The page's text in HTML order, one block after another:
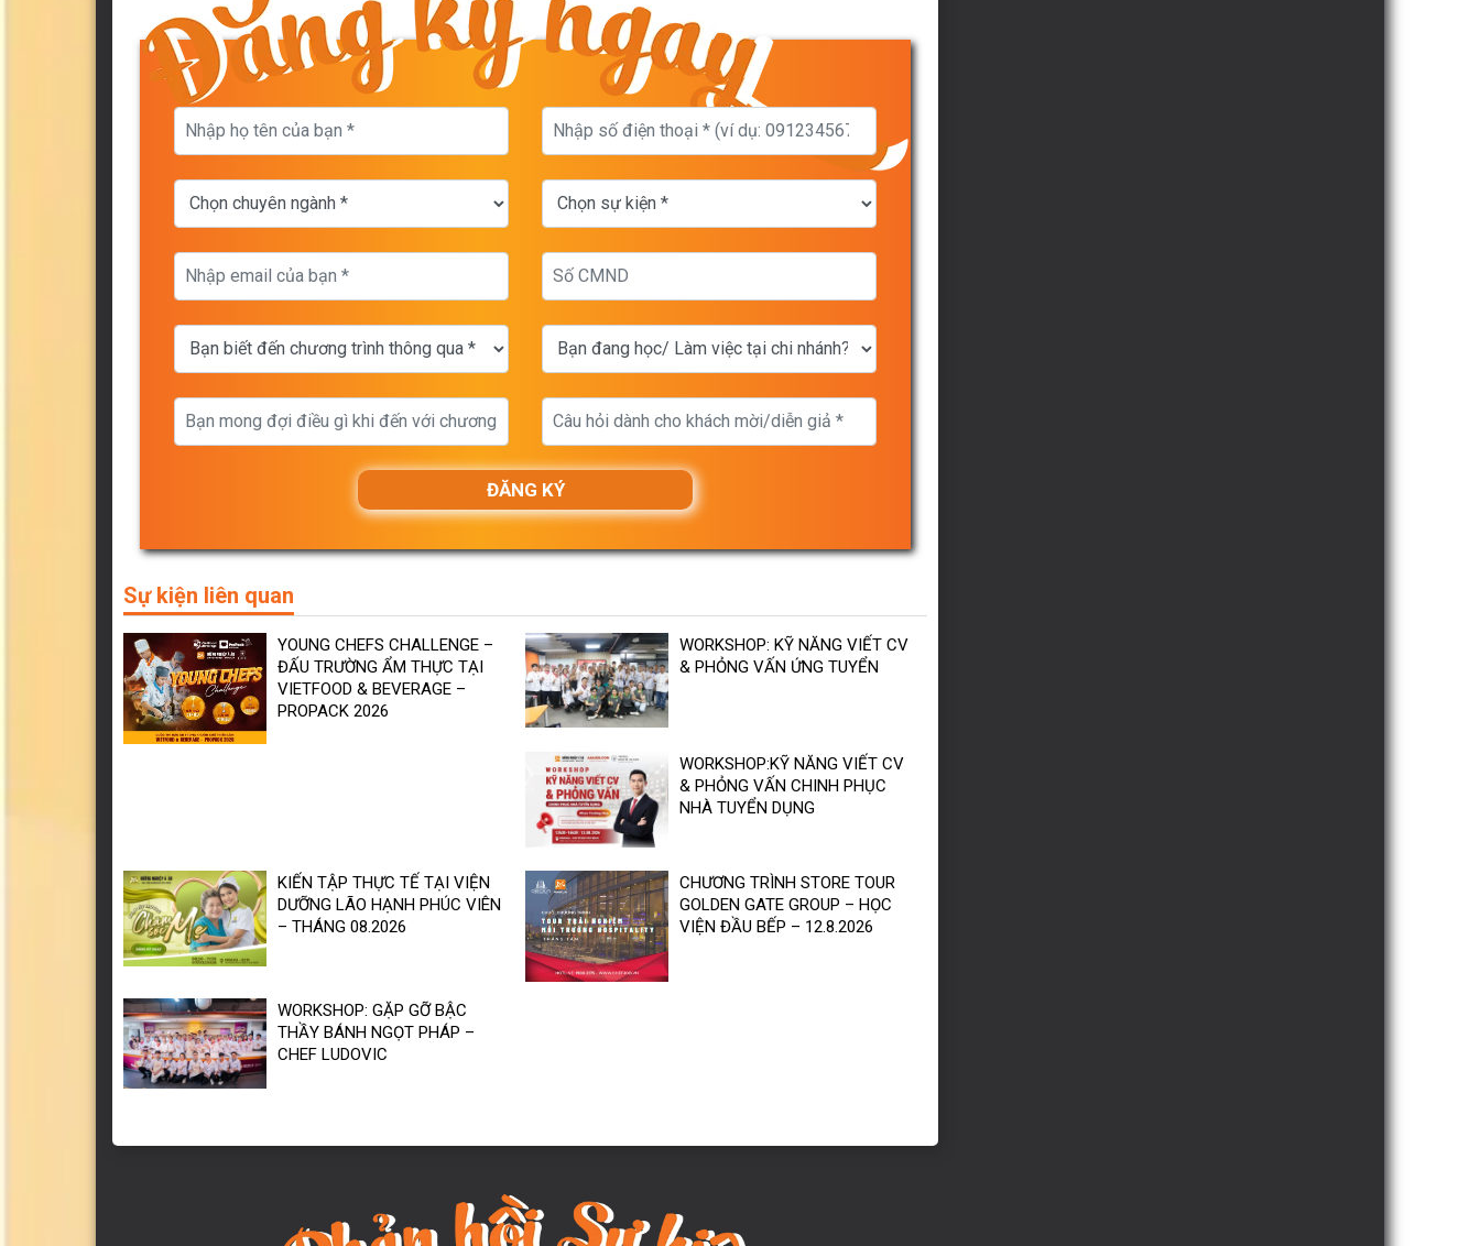
Sự kiện liên quan
YOUNG CHEFS CHALLENGE –
ĐẤU TRƯỜNG ẨM THỰC TẠI
VIETFOOD & BEVERAGE –
PROPACK 2026
WORKSHOP: KỸ NĂNG VIẾT CV
& PHỎNG VẤN ỨNG TUYỂN
WORKSHOP:KỸ NĂNG VIẾT CV
& PHỎNG VẤN CHINH PHỤC
NHÀ TUYỂN DỤNG
KIẾN TẬP THỰC TẾ TẠI VIỆN
DƯỠNG LÃO HẠNH PHÚC VIÊN
– THÁNG 08.2026
CHƯƠNG TRÌNH STORE TOUR
GOLDEN GATE GROUP – HỌC
VIỆN ĐẦU BẾP – 12.8.2026
WORKSHOP: GẶP GỠ BẬC
THẦY BÁNH NGỌT PHÁP –
CHEF LUDOVIC